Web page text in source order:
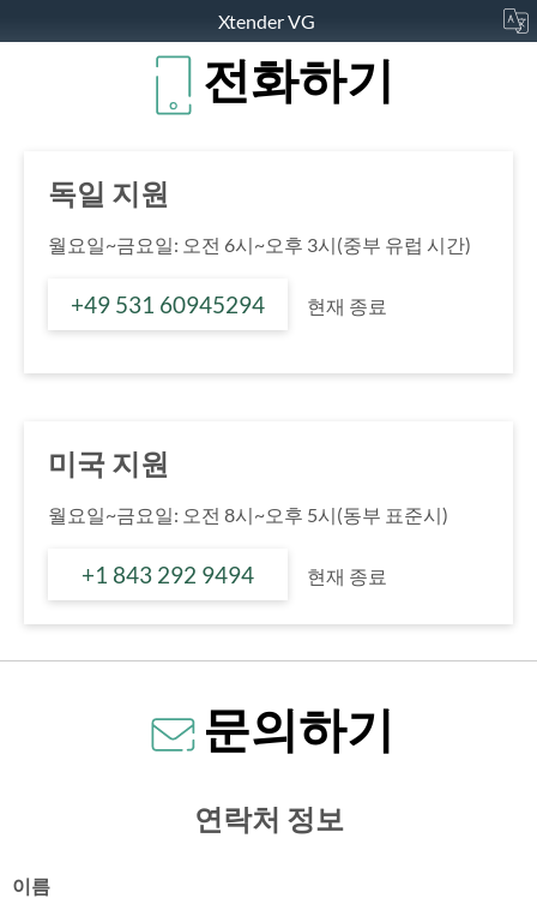
Xtender VG
전화하기
독일 지원
월요일~금요일: 오전 6시~오후 3시(중부 유럽 시간)
+49 531 60945294 현재 종료
미국 지원
월요일~금요일: 오전 8시~오후 5시(동부 표준시)
+1 843 292 9494 현재 종료
문의하기
연락처 정보
이름